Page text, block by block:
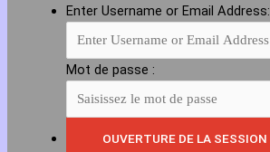
Enter Username or Email Address:
Mot de passe :